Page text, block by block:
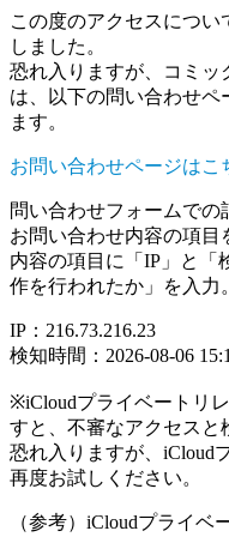
この度のアクセスにつ
しました。
恐れ入りますが、コミッ
は、以下の問い合わせペ
ます。
お問い合わせページはこ
問い合わせフォームでの
お問い合わせ内容の項目
内容の項目に「IP」と「
作を行われたか」を入力。
IP：216.73.216.23
検知時間：2026-08-06
※iCloudプライベートリ
すと、不審なアクセスと
恐れ入りますが、iCloud
再度お試しください。
（参考）iCloudプライベ